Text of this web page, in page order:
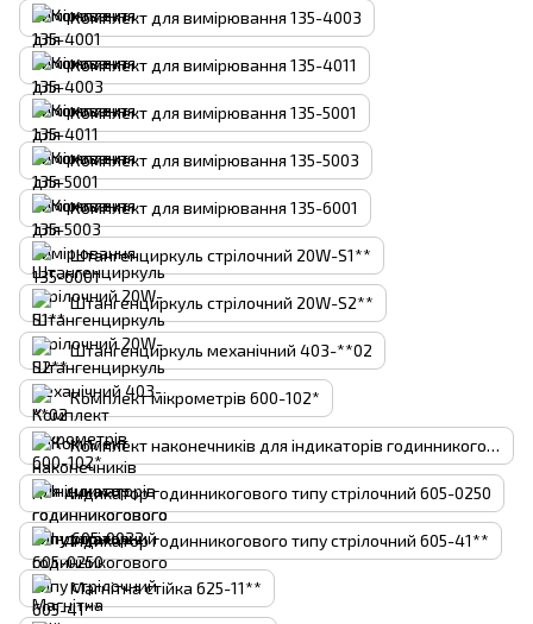
Комплект для вимірювання 135-4003
Комплект для вимірювання 135-4011
Комплект для вимірювання 135-5001
Комплект для вимірювання 135-5003
Комплект для вимірювання 135-6001
Штангенциркуль стрілочний 20W-S1**
Штангенциркуль стрілочний 20W-S2**
Штангенциркуль механічний 403-**02
Комплект мікрометрів 600-102*
Комплект наконечників для індикаторів годинникогового типу 605-0022
Індикатор годинникогового типу стрілочний 605-0250
Індикатор годинникогового типу стрілочний 605-41**
Магнітна стійка 625-11**